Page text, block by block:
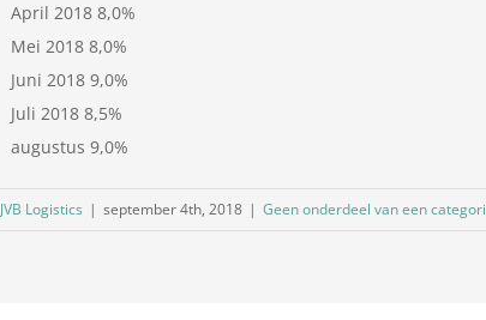
April 2018 8,0%
Mei 2018 8,0%
Juni 2018 9,0%
Juli 2018 8,5%
augustus 9,0%
JVB Logistics | september 4th, 2018 | Geen onderdeel van een